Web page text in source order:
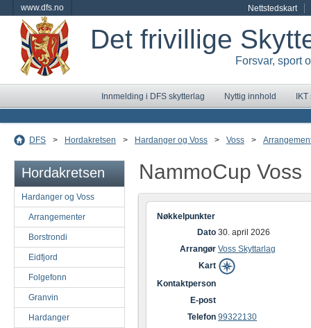
www.dfs.no Nettstedskart
Det frivillige
Forsvar, sport
Innmelding i DFS skytterlag Nyttig innhold
DFS > Hordakretsen > Hardanger og Voss > Voss >
Hordakretsen
Hardanger og Voss
Arrangementer
Borstrondi
Eidfjord
Folgefonn
Granvin
Hardanger
NammoCup Voss
Nøkkelpunkter
Dato 30. april 2026
Arrangør Voss Skyttarlag
Kart
Kontaktperson
E-post
Telefon 99322130